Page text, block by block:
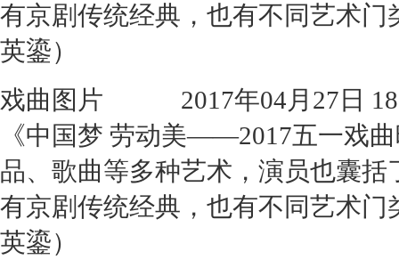
有京剧传统经典，也有不同艺术
英鎏）
戏曲图片 2017年04月27日
《中国梦 劳动美——2017五一戏
品、歌曲等多种艺术，演员也囊
有京剧传统经典，也有不同艺术
英鎏）